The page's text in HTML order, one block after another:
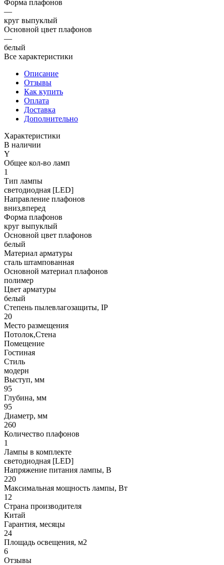
Форма плафонов
—
круг выпуклый
Основной цвет плафонов
—
белый
Все характеристики
Описание
Отзывы
Как купить
Оплата
Доставка
Дополнительно
Характеристики
В наличии
Y
Общее кол-во ламп
1
Тип лампы
светодиодная [LED]
Направление плафонов
вниз,вперед
Форма плафонов
круг выпуклый
Основной цвет плафонов
белый
Материал арматуры
сталь штампованная
Основной материал плафонов
полимер
Цвет арматуры
белый
Степень пылевлагозащиты, IP
20
Место размещения
Потолок,Стена
Помещение
Гостиная
Стиль
модерн
Выступ, мм
95
Глубина, мм
95
Диаметр, мм
260
Количество плафонов
1
Лампы в комплекте
светодиодная [LED]
Напряжение питания лампы, В
220
Максимальная мощность лампы, Вт
12
Страна производителя
Китай
Гарантия, месяцы
24
Площадь освещения, м2
6
Отзывы